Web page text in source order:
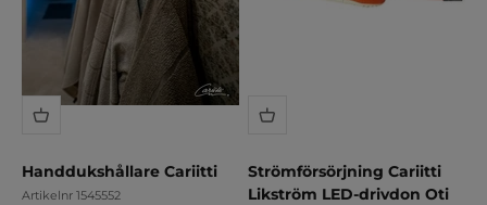
Handdukshållare Cariitti
Artikelnr 1545552
Strömförsörjning Cariitti
Likström LED-drivdon Oti